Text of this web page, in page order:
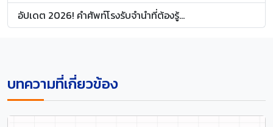
อัปเดต 2026! คำศัพท์โรงรับจำนำที่ต้องรู้...
บทความที่เกี่ยวข้อง